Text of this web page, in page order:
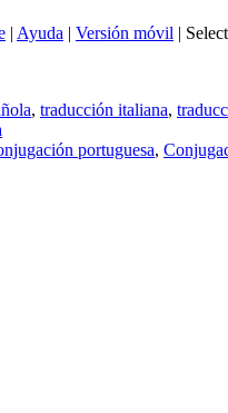
| Ayuda | Versión móvil |
, traducción italiana,
portuguesa,